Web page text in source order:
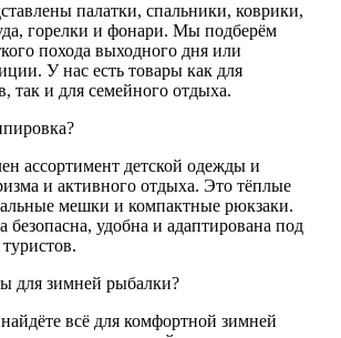
палатки, спальники, коврики,
горелки и фонари. Мы подберём
похода выходного дня или
У нас есть товары как для
так и для семейного отдыха.
ассортимент детской одежды и
и активного отдыха. Это тёплые
мешки и компактные рюкзаки.
безопасна, удобна и адаптирована под
для зимней рыбалки?
всё для комфортной зимней